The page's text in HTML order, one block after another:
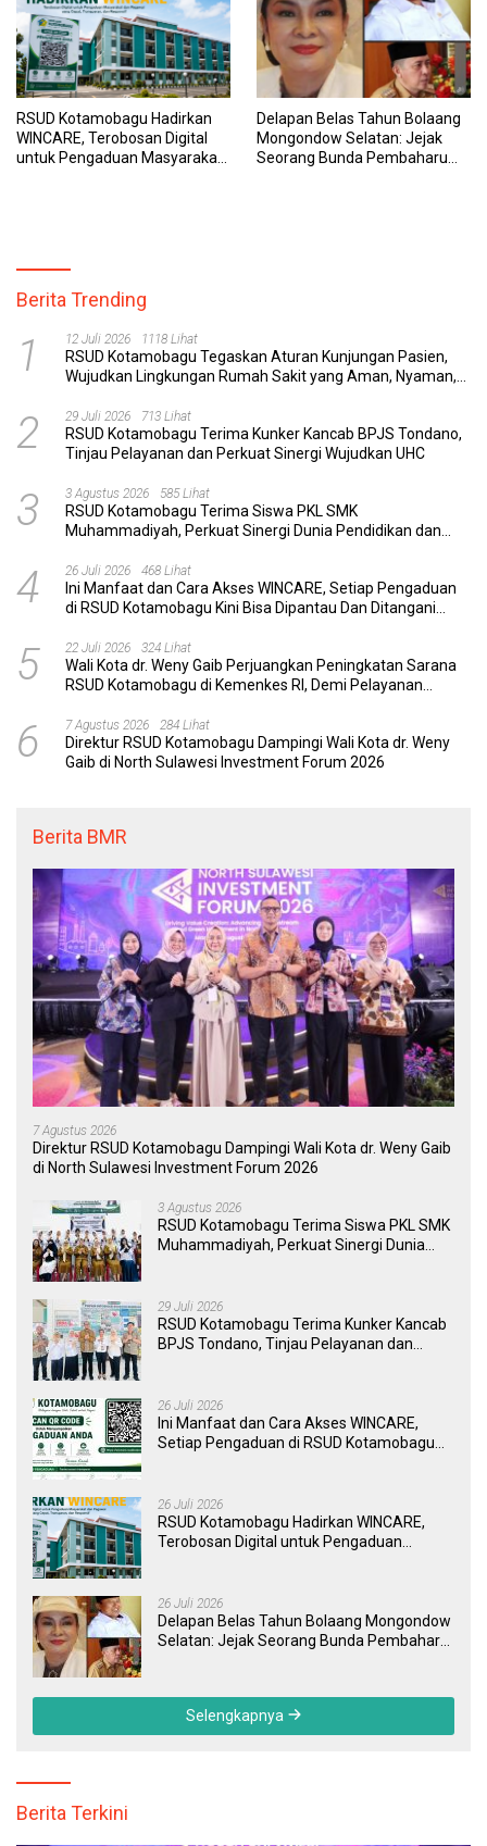
RSUD Kotamobagu Hadirkan
WINCARE, Terobosan Digital
untuk Pengaduan Masyarakat
Delapan Belas Tahun Bolaang
Mongondow Selatan: Jejak
Seorang Bunda Pembaharu
Berita Trending
1 12 Juli 2026 1118 Lihat
RSUD Kotamobagu Tegaskan Aturan Kunjungan Pasien,
Wujudkan Lingkungan Rumah Sakit yang Aman, Nyaman,
2 29 Juli 2026 713 Lihat
RSUD Kotamobagu Terima Kunker Kancab BPJS Tondano,
Tinjau Pelayanan dan Perkuat Sinergi Wujudkan UHC
3 3 Agustus 2026 585 Lihat
RSUD Kotamobagu Terima Siswa PKL SMK
Muhammadiyah, Perkuat Sinergi Dunia Pendidikan dan
4 26 Juli 2026 468 Lihat
Ini Manfaat dan Cara Akses WINCARE, Setiap Pengaduan
di RSUD Kotamobagu Kini Bisa Dipantau Dan Ditangani
5 22 Juli 2026 324 Lihat
Wali Kota dr. Weny Gaib Perjuangkan Peningkatan Sarana
RSUD Kotamobagu di Kemenkes RI, Demi Pelayanan
6 7 Agustus 2026 284 Lihat
Direktur RSUD Kotamobagu Dampingi Wali Kota dr. Weny
Gaib di North Sulawesi Investment Forum 2026
Berita BMR
7 Agustus 2026
Direktur RSUD Kotamobagu Dampingi Wali Kota dr. Weny Gaib
di North Sulawesi Investment Forum 2026
3 Agustus 2026
RSUD Kotamobagu Terima Siswa PKL SMK
Muhammadiyah, Perkuat Sinergi Dunia
29 Juli 2026
RSUD Kotamobagu Terima Kunker Kancab
BPJS Tondano, Tinjau Pelayanan dan
26 Juli 2026
Ini Manfaat dan Cara Akses WINCARE,
Setiap Pengaduan di RSUD Kotamobagu
26 Juli 2026
RSUD Kotamobagu Hadirkan WINCARE,
Terobosan Digital untuk Pengaduan
26 Juli 2026
Delapan Belas Tahun Bolaang Mongondow
Selatan: Jejak Seorang Bunda Pembaharu
Selengkapnya
Berita Terkini